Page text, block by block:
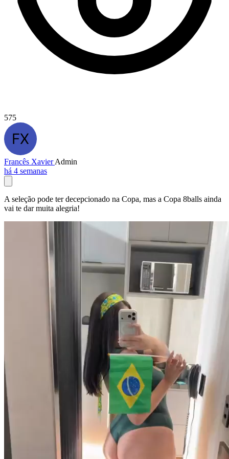
575
Francês XavierAdmin
há 4 semanas
A seleção pode ter decepcionado na Copa, mas a Copa 8balls ainda
vai te dar muita alegria!